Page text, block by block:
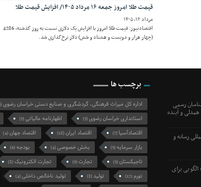
قیمت طلا امروز جمعه ۱۶ مرداد ۱۴۰۵/ افزایش قیمت طلا
مرداد ۱۶, ۱۴۰۵
اقتصادنیوز: قیمت طلا امروز با افزایش یک دلاری نسبت به روز گذشته، 4286
(چهار هزار و دویست و هشتاد و شش) دلار نرخ‌گذاری شد.
رسمی
و آینده
رسانه و
برای
برچسب ها
اداره کل میراث فرهنگی، گردشگری و صنایع دستی خراسان رضوی(3)
استانداری خراسان رضوی(5) اظهارنامه مالیاتی(5)
اقتصادآسیا (7) اقتصاد ایران(18) اقتصاد جهان(4)
بازار سرمایه(5) بخش خصوصی(4) بودجه(6)
تاجیکستان(3) تجارت(5) تجارت الکترونیک(8)
تورم(12) تولید(8) تولید ناخالص داخلی(4)